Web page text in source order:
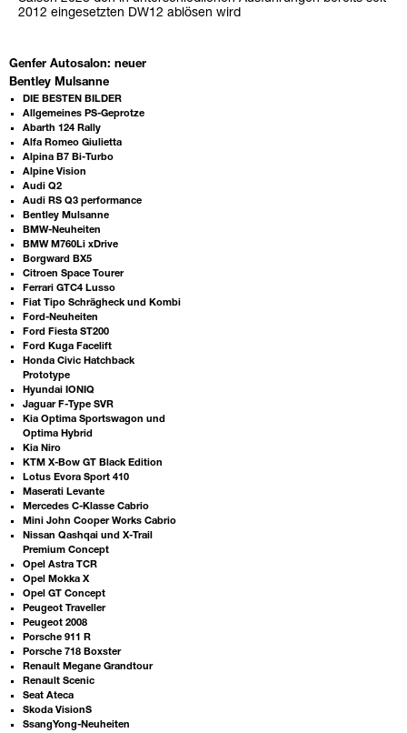
2012 eingesetzten DW12 ablösen wird
Genfer Autosalon: neuer
Bentley Mulsanne
DIE BESTEN BILDER
Allgemeines PS-Geprotze
Abarth 124 Rally
Alfa Romeo Giulietta
Alpina B7 Bi-Turbo
Alpine Vision
Audi Q2
Audi RS Q3 performance
Bentley Mulsanne
BMW-Neuheiten
BMW M760Li xDrive
Borgward BX5
Citroen Space Tourer
Ferrari GTC4 Lusso
Fiat Tipo Schrägheck und Kombi
Ford-Neuheiten
Ford Fiesta ST200
Ford Kuga Facelift
Honda Civic Hatchback
Prototype
Hyundai IONIQ
Jaguar F-Type SVR
Kia Optima Sportswagon und
Optima Hybrid
Kia Niro
KTM X-Bow GT Black Edition
Lotus Evora Sport 410
Maserati Levante
Mercedes C-Klasse Cabrio
Mini John Cooper Works Cabrio
Nissan Qashqai und X-Trail
Premium Concept
Opel Astra TCR
Opel Mokka X
Opel GT Concept
Peugeot Traveller
Peugeot 2008
Porsche 911 R
Porsche 718 Boxster
Renault Megane Grandtour
Renault Scenic
Seat Ateca
Skoda VisionS
SsangYong-Neuheiten